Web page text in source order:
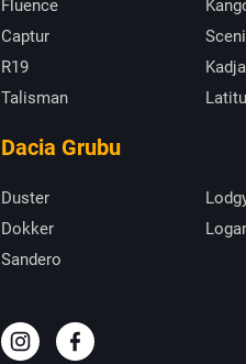
Fluence
Captur
R19
Talisman
Dacia Grubu
Duster
Dokker
Sandero